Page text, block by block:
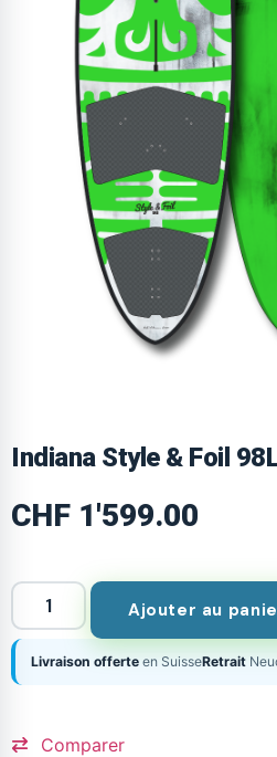
Indiana Style & Foil
CHF 1'599.00
Ajouter au
Livraison offerte en SuisseRetrait
Comparer